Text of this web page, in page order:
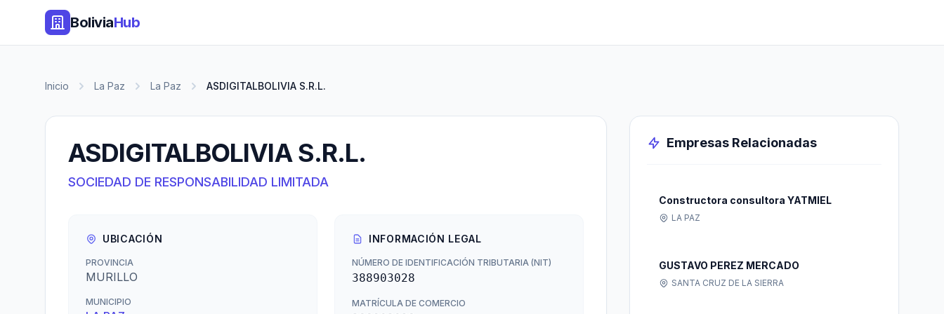
BoliviaHub
Inicio La Paz La Paz ASDIGITALBOLIVIA S.R.L.
ASDIGITALBOLIVIA S.R.L.
SOCIEDAD DE RESPONSABILIDAD LIMITADA
UBICACIÓN
PROVINCIA
MURILLO
MUNICIPIO
INFORMACIÓN LEGAL
NÚMERO DE IDENTIFICACIÓN TRIBUTARIA (NIT)
388903028
MATRÍCULA DE COMERCIO
Empresas Relacionadas
Constructora consultora YATMIEL
LA PAZ
GUSTAVO PEREZ MERCADO
SANTA CRUZ DE LA SIERRA